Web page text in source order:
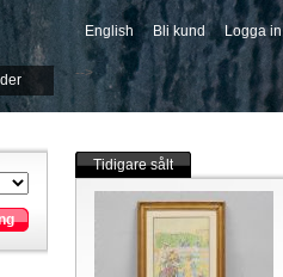
English Bli kund Logga in
-->
Tidigare sålt